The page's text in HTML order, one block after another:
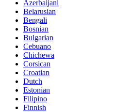
Azerbaijani
Belarusian
Bengali
Bosnian
Bulgarian
Cebuano
Chichewa
Corsican
Croatian
Dutch
Estonian
Filipino
Finnish